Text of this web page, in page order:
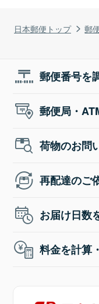
日本郵便トップ 郵
郵便番号を
郵便局・
荷物のお問
再配達のご
お届け日数
料金を計算